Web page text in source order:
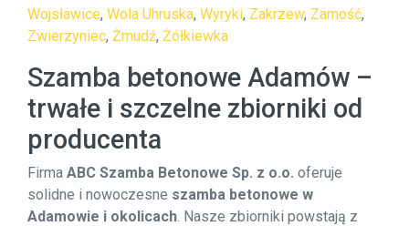
Wojsławice, Wola Uhruska, Wyryki, Zakrzew, Zamość,
Zwierzyniec, Żmudź, Żółkiewka
Szamba betonowe Adamów –
trwałe i szczelne zbiorniki od
producenta
Firma ABC Szamba Betonowe Sp. z o.o. oferuje
solidne i nowoczesne szamba betonowe w
Adamowie i okolicach. Nasze zbiorniki powstają z